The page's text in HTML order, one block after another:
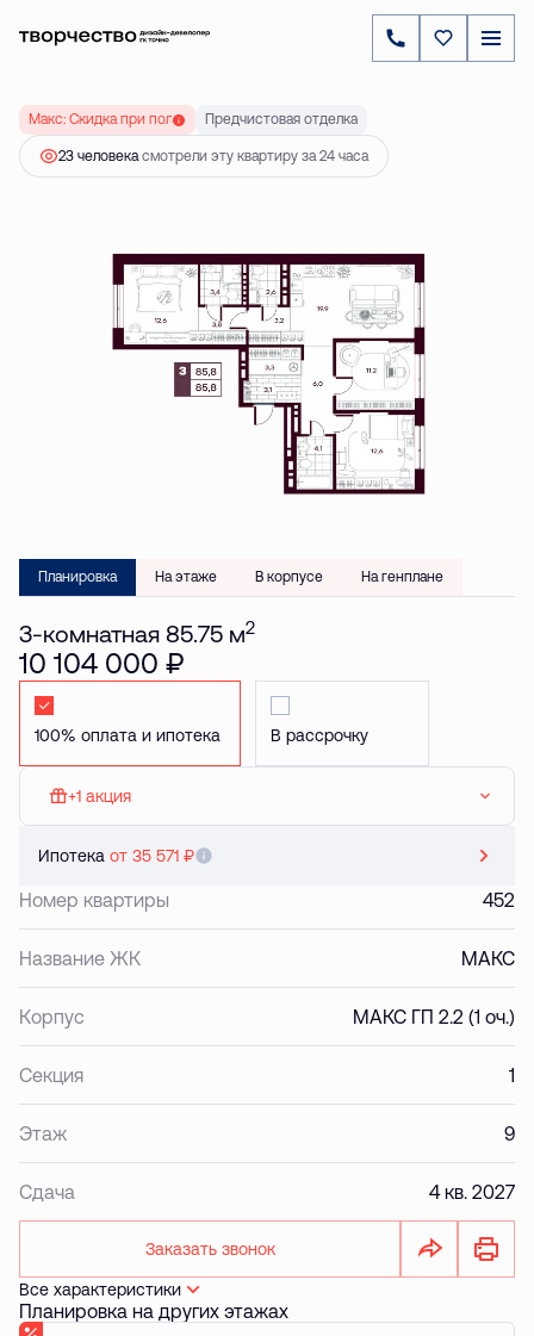
3-комнатная85.75 м
10 104 000 ₽
Макс: Скидка при полной оплате до 20 %
Предчистовая отделка
23 человекaсмотрели эту квартиру за 24 часа
Планировка На этаже В корпусе На генплане
3-комнатная 85.75 м2
10 104 000 ₽
Стандартная Стандартная
+1 акция
Ипотека от 35 571 ₽
Номер квартиры 452
Название ЖК МАКС
Корпус МАКС ГП 2.2 (1 оч.)
Секция 1
Этаж 9
Сдача 4 кв. 2027
Заказать звонок
Все характеристики
Планировка на других этажах